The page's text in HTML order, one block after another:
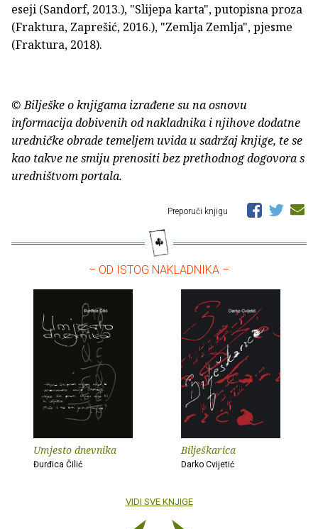
eseji (Sandorf, 2013.), "Slijepa karta", putopisna proza
(Fraktura, Zaprešić, 2016.), "Zemlja Zemlja", pjesme
(Fraktura, 2018).
© Bilješke o knjigama izrađene su na osnovu
informacija dobivenih od nakladnika i njihove dodatne
uredničke obrade temeljem uvida u sadržaj knjige, te se
kao takve ne smiju prenositi bez prethodnog dogovora s
uredništvom portala.
Preporuči knjigu
– OD ISTOG NAKLADNIKA –
Umjesto dnevnika
Đurđica Čilić
Bilješkarica
Darko Cvijetić
VIDI SVE KNJIGE